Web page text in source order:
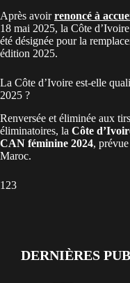
Après avoirrenoncé à
18 mai 2025, la Côte
été désignée pour la
édition 2025.
La Côte d’Ivoire est-elle
2025 ?
Renversée et éliminée aux
éliminatoires, la Côte
CAN féminine 2024,
Maroc.
1 23
DERNIÈRES